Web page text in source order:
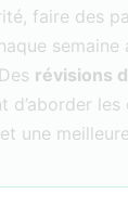
faire des
semaine
révisions
d’aborder les
une